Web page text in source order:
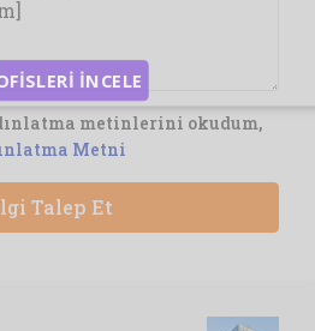
metinlerini okudum,
Metni
Talep Et
İNCELE